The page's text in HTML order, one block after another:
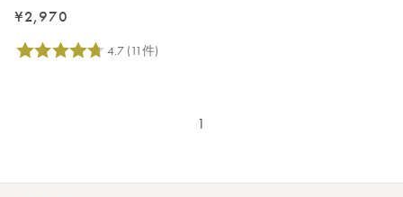
ングラス＆ジュニパー
¥2,970
1